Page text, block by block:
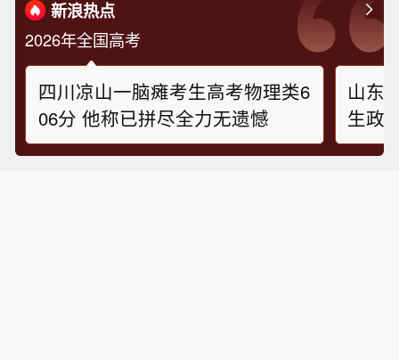
新浪热点
2026年全国高考
四川凉山一脑瘫考生高考物理类6
06分 他称已拼尽全力无遗憾
山东
生政